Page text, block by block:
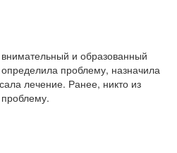
и образованный
проблему, назначила
лечение. Ранее, никто из